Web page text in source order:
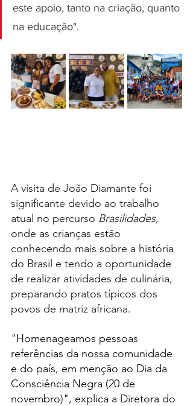
este apoio, tanto na criação, quanto
na educação".
A visita de João Diamante foi
significante devido ao trabalho
atual no percurso Brasilidades,
onde as crianças estão
conhecendo mais sobre a história
do Brasil e tendo a oportunidade
de realizar atividades de culinária,
preparando pratos típicos dos
povos de matriz africana.
"Homenageamos pessoas
referências da nossa comunidade
e do país, em menção ao Dia da
Consciência Negra (20 de
novembro)", explica a Diretora do